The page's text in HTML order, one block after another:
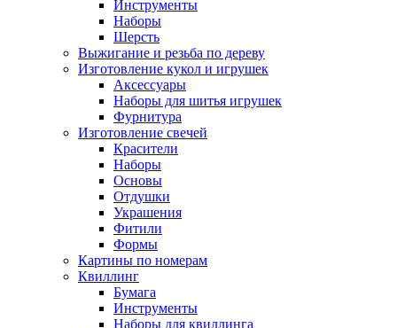
Инструменты
Наборы
Шерсть
Выжигание и резьба по дереву
Изготовление кукол и игрушек
Аксессуары
Наборы для шитья игрушек
Фурнитура
Изготовление свечей
Красители
Наборы
Основы
Отдушки
Украшения
Фитили
Формы
Картины по номерам
Квиллинг
Бумага
Инструменты
Наборы для квиллинга